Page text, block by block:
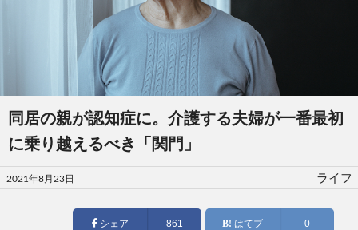
同居の親が認知症に。介護する夫婦が一番最初
に乗り越えるべき「関門」
投
稿
2021年8月23日 ライフ
シェア 861 はてブ 0